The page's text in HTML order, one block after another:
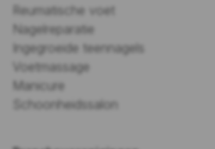
Reumatische voet
Nagelreparatie
Ingegroeide teennagels
Voetmassage
Manicure
Schoonheidssalon